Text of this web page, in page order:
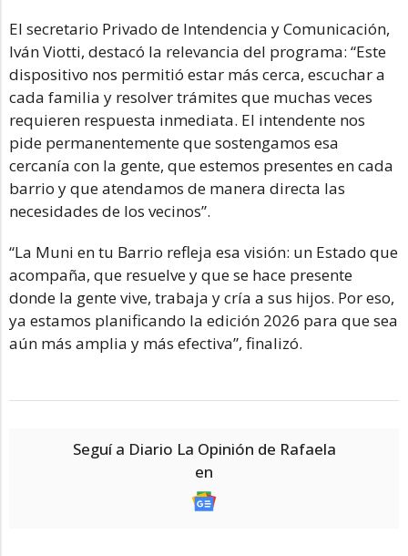
El secretario Privado de Intendencia y Comunicación,
Iván Viotti, destacó la relevancia del programa: “Este
dispositivo nos permitió estar más cerca, escuchar a
cada familia y resolver trámites que muchas veces
requieren respuesta inmediata. El intendente nos
pide permanentemente que sostengamos esa
cercanía con la gente, que estemos presentes en cada
barrio y que atendamos de manera directa las
necesidades de los vecinos”.
“La Muni en tu Barrio refleja esa visión: un Estado que
acompaña, que resuelve y que se hace presente
donde la gente vive, trabaja y cría a sus hijos. Por eso,
ya estamos planificando la edición 2026 para que sea
aún más amplia y más efectiva”, finalizó.
Seguí a Diario La Opinión de Rafaela
en